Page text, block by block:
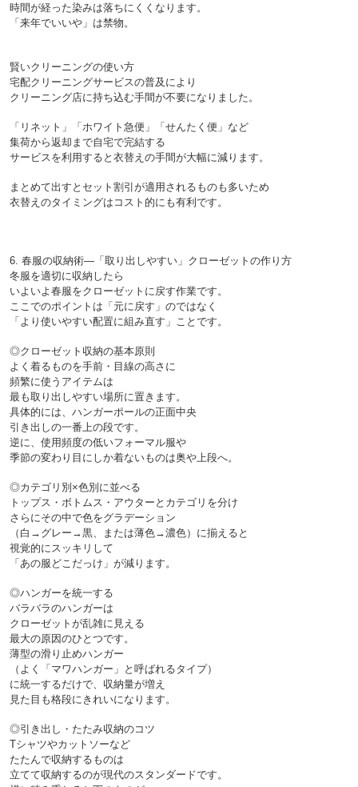
時間が経った染みは落ちにくくなります。
賢いクリーニングの使い方
宅配クリーニングサービスの普及により
クリーニング店に持ち込む手間が不要になりました。
「リネット」「ホワイト急便」「せんたく便」など
集荷から返却まで自宅で完結する
サービスを利用すると衣替えの手間が大幅に減ります。
まとめて出すとセット割引が適用されるものも多いため
6. 春服の収納術—「取り出しやすい」クローゼットの作り方
冬服を適切に収納したら
いよいよ春服をクローゼットに戻す作業です。
ここでのポイントは「元に戻す」のではなく
◎クローゼット収納の基本原則
よく着るものを手前・目線の高さに
頻繁に使うアイテムは
最も取り出しやすい場所に置きます。
具体的には、ハンガーポールの正面中央
引き出しの一番上の段です。
逆に、使用頻度の低いフォーマル服や
◎カテゴリ別×色別に並べる
トップス・ボトムス・アウターとカテゴリを分け
さらにその中で色をグラデーション
（白→グレー→黒、または薄色→濃色）に揃えると
視覚的にスッキリして
◎ハンガーを統一する
バラバラのハンガーは
クローゼットが乱雑に見える
最大の原因のひとつです。
薄型の滑り止めハンガー
（よく「マワハンガー」と呼ばれるタイプ）
に統一するだけで、収納量が増え
◎引き出し・たたみ収納のコツ
Tシャツやカットソーなど
たたんで収納するものは
立てて収納するのが現代のスタンダードです。